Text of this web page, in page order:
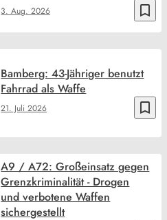
bookmark_border
3. Aug. 2026
bookmark_border
21. Juli 2026
Bamberg: 43-Jähriger benutzt
Fahrrad als Waffe
A9 / A72: Großeinsatz gegen
Grenzkriminalität - Drogen
und verbotene Waffen
sichergestellt